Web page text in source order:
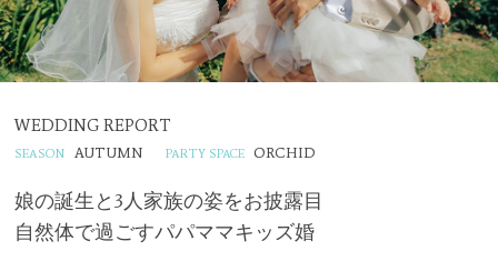
WEDDING REPORT
AUTUMN ORCHID
娘の誕生と3人家族の姿をお披露目
自然体で過ごすパパママキッズ婚